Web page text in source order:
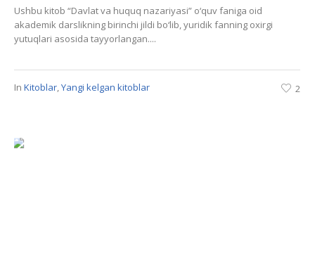
Ushbu kitob “Davlat va huquq nazariyasi” o‘quv faniga oid
akademik darslikning birinchi jildi bo‘lib, yuridik fanning oxirgi
yutuqlari asosida tayyorlangan....
In Kitoblar,Yangi kelgan kitoblar 2